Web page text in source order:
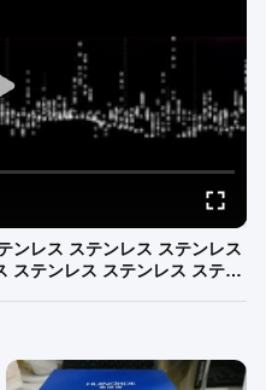
ンレス ステンレス ステンレス
ステンレス ステンレス ステン